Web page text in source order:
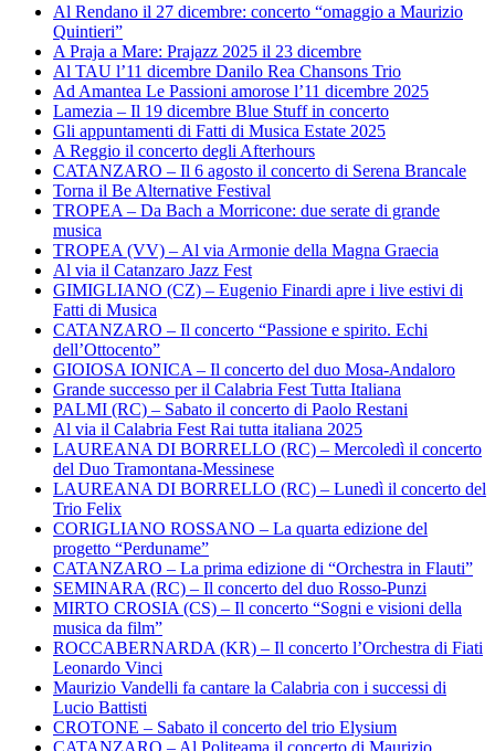
Al Rendano il 27 dicembre: concerto “omaggio a Maurizio
Quintieri”
A Praja a Mare: Prajazz 2025 il 23 dicembre
Al TAU l’11 dicembre Danilo Rea Chansons Trio
Ad Amantea Le Passioni amorose l’11 dicembre 2025
Lamezia – Il 19 dicembre Blue Stuff in concerto
Gli appuntamenti di Fatti di Musica Estate 2025
A Reggio il concerto degli Afterhours
CATANZARO – Il 6 agosto il concerto di Serena Brancale
Torna il Be Alternative Festival
TROPEA – Da Bach a Morricone: due serate di grande
musica
TROPEA (VV) – Al via Armonie della Magna Graecia
Al via il Catanzaro Jazz Fest
GIMIGLIANO (CZ) – Eugenio Finardi apre i live estivi di
Fatti di Musica
CATANZARO – Il concerto “Passione e spirito. Echi
dell’Ottocento”
GIOIOSA IONICA – Il concerto del duo Mosa-Andaloro
Grande successo per il Calabria Fest Tutta Italiana
PALMI (RC) – Sabato il concerto di Paolo Restani
Al via il Calabria Fest Rai tutta italiana 2025
LAUREANA DI BORRELLO (RC) – Mercoledì il concerto
del Duo Tramontana-Messinese
LAUREANA DI BORRELLO (RC) – Lunedì il concerto del
Trio Felix
CORIGLIANO ROSSANO – La quarta edizione del
progetto “Perduname”
CATANZARO – La prima edizione di “Orchestra in Flauti”
SEMINARA (RC) – Il concerto del duo Rosso-Punzi
MIRTO CROSIA (CS) – Il concerto “Sogni e visioni della
musica da film”
ROCCABERNARDA (KR) – Il concerto l’Orchestra di Fiati
Leonardo Vinci
Maurizio Vandelli fa cantare la Calabria con i successi di
Lucio Battisti
CROTONE – Sabato il concerto del trio Elysium
CATANZARO – Al Politeama il concerto di Maurizio